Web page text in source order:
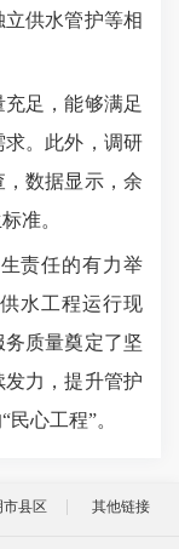
供水管护等相
足，能够满足
。此外，调研
数据显示，余
准。
责任的有力举
水工程运行现
质量奠定了坚
力，提升管护
心工程”。
市县区 其他链接